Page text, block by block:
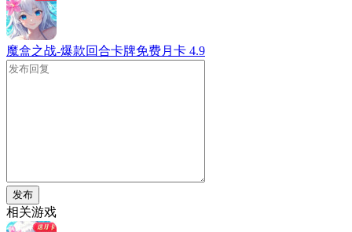
魔盒之战-爆款回合卡牌免费月卡 4.9
发布
相关游戏